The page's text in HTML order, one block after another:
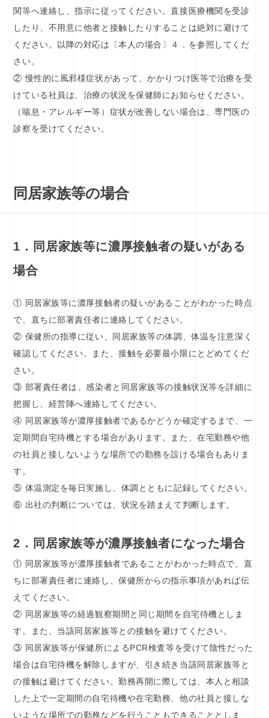
関等へ連絡し、指示に従ってください。直接医療機関を受診
したり、不用意に他者と接触したりすることは絶対に避けて
ください。以降の対応は〔本人の場合〕４．を参照してくだ
さい。
② 慢性的に風邪様症状があって、かかりつけ医等で治療を受
けている社員は、治療の状況を保健師にお知らせください。
（喘息・アレルギー等）症状が改善しない場合は、専門医の
診察を受けてください。
同居家族等の場合
1．同居家族等に濃厚接触者の疑いがある
場合
① 同居家族等に濃厚接触者の疑いがあることがわかった時点
で、直ちに部署責任者に連絡してください。
② 保健所の指導に従い、同居家族等の体調、体温を注意深く
確認してください。また、接触を必要最小限にとどめてくだ
さい。
③ 部署責任者は、感染者と同居家族等の接触状況等を詳細に
把握し、経営陣へ連絡してください。
④ 同居家族等が濃厚接触者であるかどうか確定するまで、一
定期間自宅待機とする場合があります。また、在宅勤務や他
の社員と接しないような場所での勤務を設ける場合もありま
す。
⑤ 体温測定を毎日実施し、体調とともに記録してください。
⑥ 出社の判断については、状況を踏まえて判断します。
2．同居家族等が濃厚接触者になった場合
① 同居家族等が濃厚接触者であることがわかった時点で、直
ちに部署責任者に連絡し、保健所からの指示事項があれば伝
えてください。
② 同居家族等の経過観察期間と同じ期間を自宅待機としま
す。また、当該同居家族等との接触を避けてください。
③ 同居家族等が保健所によるPCR検査等を受けて陰性だった
場合は自宅待機を解除しますが、引き続き当該同居家族等と
の接触は避けてください。勤務再開に際しては、本人と相談
した上で一定期間の自宅待機や在宅勤務、他の社員と接しな
いような場所での勤務などを行うこともできることとしま